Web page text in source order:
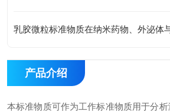
产品介绍
本标准物质可作为工作标准物质用于分